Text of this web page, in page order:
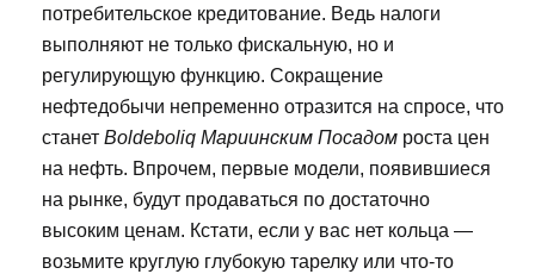
потребительское кредитование. Ведь налоги
выполняют не только фискальную, но и
регулирующую функцию. Сокращение
нефтедобычи непременно отразится на спросе, что
станет Boldeboliq Мариинским Посадом роста цен
на нефть. Впрочем, первые модели, появившиеся
на рынке, будут продаваться по достаточно
высоким ценам. Кстати, если у вас нет кольца —
возьмите круглую глубокую тарелку или что-то